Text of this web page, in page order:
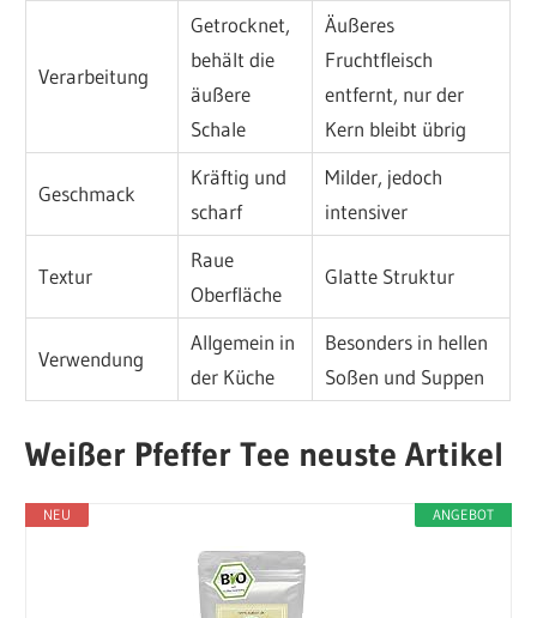
Verarbeitung
Getrocknet,
behält die
äußere
Schale
Äußeres
Fruchtfleisch
entfernt, nur der
Kern bleibt übrig
Geschmack
Kräftig und
scharf
Milder, jedoch
intensiver
Textur
Raue
Oberfläche
Glatte Struktur
Verwendung
Allgemein in
der Küche
Besonders in hellen
Soßen und Suppen
Weißer Pfeffer Tee neuste Artikel
ANGEBOT
NEU